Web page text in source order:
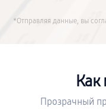
*Отправляя данные, вы
Прозрачный